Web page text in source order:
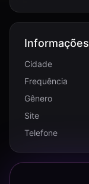
Informações
Cidade
Frequência
Gênero
Site
Telefone